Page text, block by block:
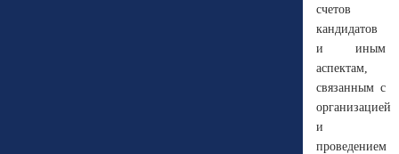
счетов
кандидатов
и иным
аспектам,
связанным с
организацией
и
проведением